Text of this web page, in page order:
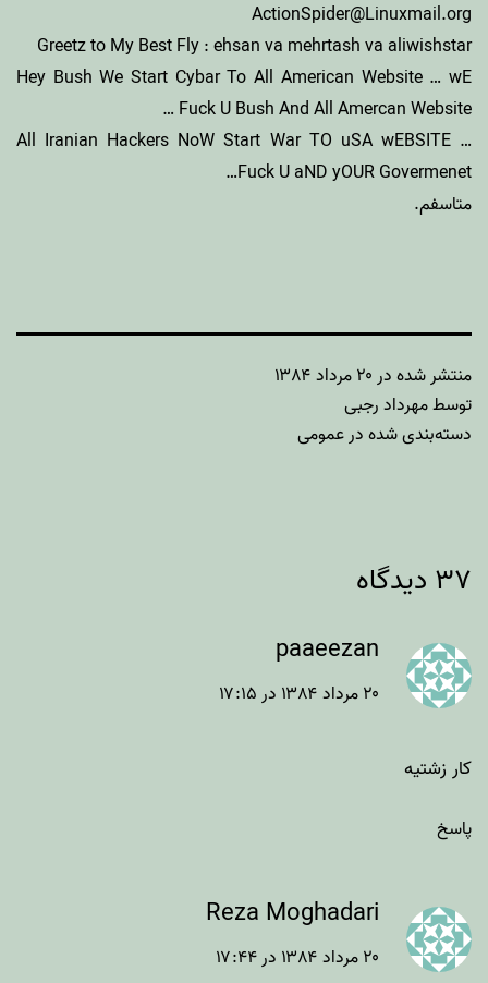
ActionSpider@Linuxmail.org
Greetz to My Best Fly : ehsan va mehrtash va aliwishstar
Hey Bush We Start Cybar To All American Website … wE
Fuck U Bush And All Amercan Website …
All Iranian Hackers NoW Start War TO uSA wEBSITE …
Fuck U aND yOUR Govermenet…
متاسفم.
منتشر شده در ۲۰ مرداد ۱۳۸۴
توسطمهرداد رجبی
دسته‌بندی شده درعمومی
۳۷ دیدگاه
paaeezan
۲۰ مرداد ۱۳۸۴ در ۱۷:۱۵
کار زشتیه
پاسخ
Reza Moghadari
۲۰ مرداد ۱۳۸۴ در ۱۷:۴۴